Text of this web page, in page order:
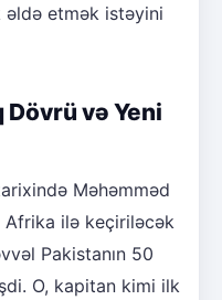
əldə etmək istəyini
Dövrü və Yeni
Məhəmməd
Afrika ilə keçiriləcək
Pakistanın 50
O, kapitan kimi ilk